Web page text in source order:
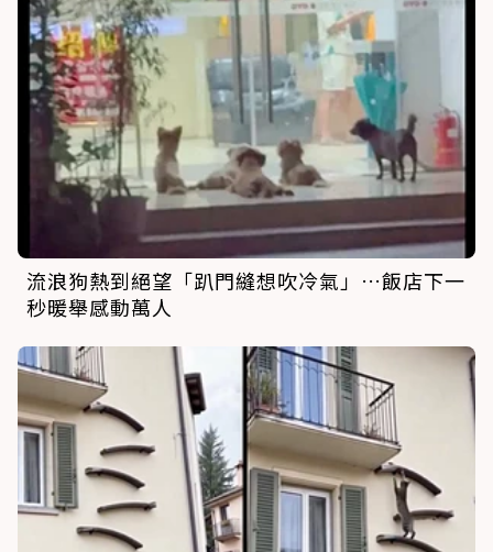
流浪狗熱到絕望「趴門縫想吹冷氣」…飯店下一
秒暖舉感動萬人